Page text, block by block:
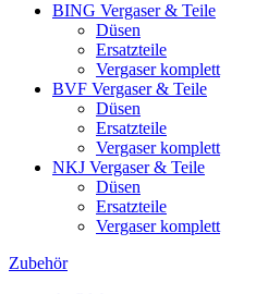
BING Vergaser & Teile
Düsen
Ersatzteile
Vergaser komplett
BVF Vergaser & Teile
Düsen
Ersatzteile
Vergaser komplett
NKJ Vergaser & Teile
Düsen
Ersatzteile
Vergaser komplett
Zubehör